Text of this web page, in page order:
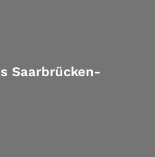
Saarbrücken-